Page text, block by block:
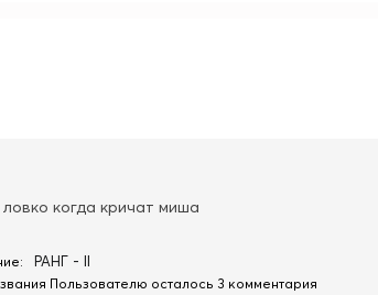
когда кричат миша
РАНГ - II
Пользователю осталось 3 комментария